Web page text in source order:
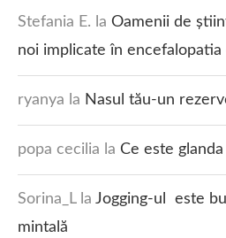
Stefania E. la Oamenii de
noi implicate în encefalopatia
ryanya la Nasul tău-un
popa cecilia la Ce este
Sorina_Lla Jogging-ul este
mintală